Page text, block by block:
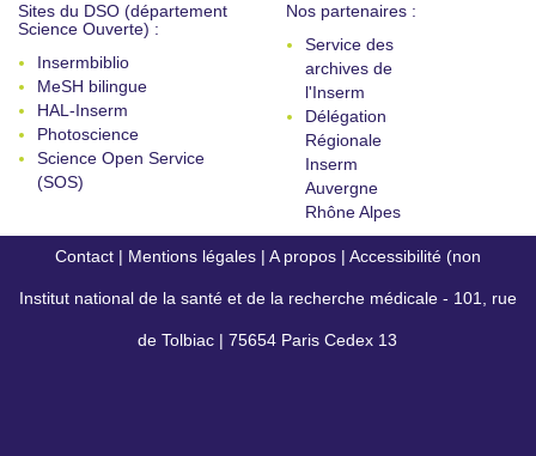
Sites du DSO (département
Science Ouverte) :
Insermbiblio
MeSH bilingue
HAL-Inserm
Photoscience
Science Open Service
(SOS)
Nos partenaires :
Service des
archives de
l'Inserm
Délégation
Régionale
Inserm
Auvergne
Rhône Alpes
Contact | Mentions légales | A propos | Accessibilité (non
conforme)
Institut national de la santé et de la recherche médicale - 101, rue
de Tolbiac | 75654 Paris Cedex 13